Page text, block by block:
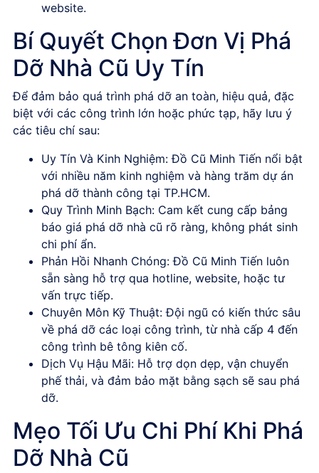
website.
Bí Quyết Chọn Đơn Vị Phá
Dỡ Nhà Cũ Uy Tín
Để đảm bảo quá trình phá dỡ an toàn, hiệu quả, đặc
biệt với các công trình lớn hoặc phức tạp, hãy lưu ý
các tiêu chí sau:
Uy Tín Và Kinh Nghiệm:Đồ Cũ Minh Tiến nổi bật
với nhiều năm kinh nghiệm và hàng trăm dự án
phá dỡ thành công tại TP.HCM.
Quy Trình Minh Bạch: Cam kết cung cấp bảng
báo giá phá dỡ nhà cũ rõ ràng, không phát sinh
chi phí ẩn.
Phản Hồi Nhanh Chóng:Đồ Cũ Minh Tiến luôn
sẵn sàng hỗ trợ qua hotline, website, hoặc tư
vấn trực tiếp.
Chuyên Môn Kỹ Thuật: Đội ngũ có kiến thức sâu
về phá dỡ các loại công trình, từ nhà cấp 4 đến
công trình bê tông kiên cố.
Dịch Vụ Hậu Mãi: Hỗ trợ dọn dẹp, vận chuyển
phế thải, và đảm bảo mặt bằng sạch sẽ sau phá
dỡ.
Mẹo Tối Ưu Chi Phí Khi Phá
Dỡ Nhà Cũ